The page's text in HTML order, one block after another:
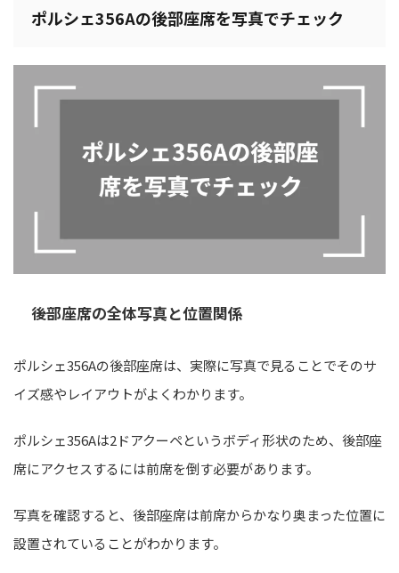
ポルシェ356Aの後部座席を写真でチェック
後部座席の全体写真と位置関係
ポルシェ356Aの後部座席は、実際に写真で見ることでそのサ
イズ感やレイアウトがよくわかります。
ポルシェ356Aは2ドアクーペというボディ形状のため、後部座
席にアクセスするには前席を倒す必要があります。
写真を確認すると、後部座席は前席からかなり奥まった位置に
設置されていることがわかります。